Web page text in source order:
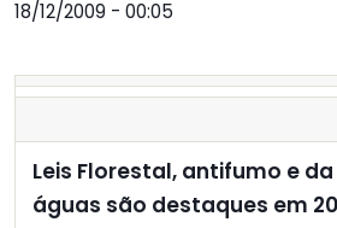
18/12/2009 - 00:05
Leis Florestal, antifumo e
águas são destaques em